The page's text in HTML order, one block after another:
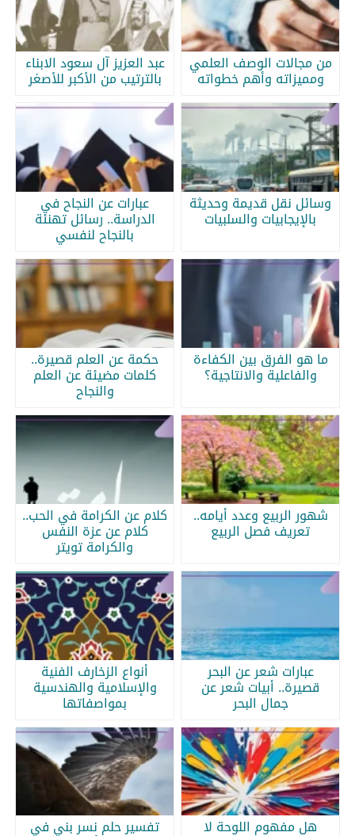
من مجالات الوصف العلمي
ومميزاته وأهم خطواته
عبد العزيز آل سعود الابناء
بالترتيب من الأكبر للأصغر
وسائل نقل قديمة وحديثة
بالإيجابيات والسلبيات
عبارات عن النجاح في
الدراسة.. رسائل تهنئة
بالنجاح لنفسي
ما هو الفرق بين الكفاءة
والفاعلية والانتاجية؟
حكمة عن العلم قصيرة..
كلمات مضيئة عن العلم
والنجاح
شهور الربيع وعدد أيامه..
تعريف فصل الربيع
كلام عن الكرامة في الحب..
كلام عن عزة النفس
والكرامة تويتر
عبارات شعر عن البحر
قصيرة.. أبيات شعر عن
جمال البحر
أنواع الزخارف الفنية
والإسلامية والهندسية
بمواصفاتها
هل مفهوم اللوحة لا تفسير حلم نسر بني في